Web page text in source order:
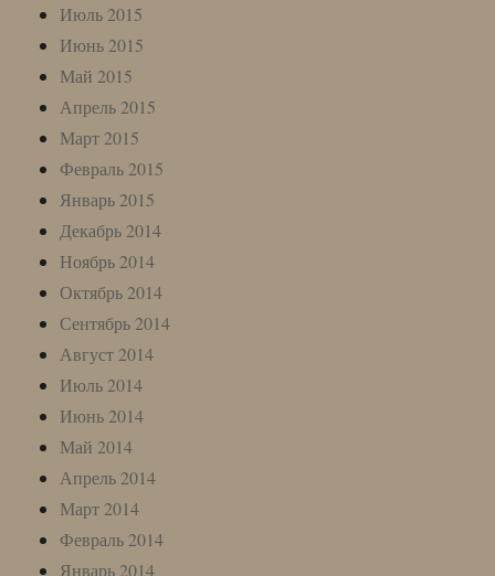
Июль 2015
Июнь 2015
Май 2015
Апрель 2015
Март 2015
Февраль 2015
Январь 2015
Декабрь 2014
Ноябрь 2014
Октябрь 2014
Сентябрь 2014
Август 2014
Июль 2014
Июнь 2014
Май 2014
Апрель 2014
Март 2014
Февраль 2014
Январь 2014